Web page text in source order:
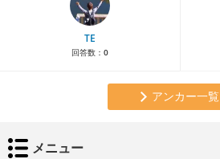
TE
回答数： 0
アンカー一覧
メニュー